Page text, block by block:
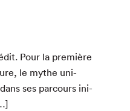
Pour la pre­mière
le mythe uni­
ses par­cours ini­